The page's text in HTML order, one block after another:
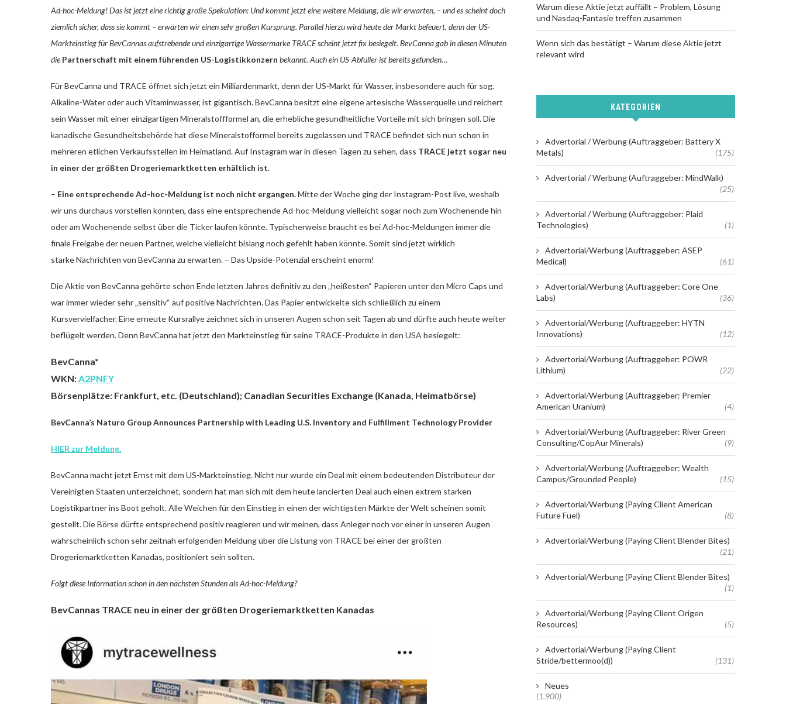
Ad-hoc-Meldung! Das ist jetzt eine richtig große Spekulation: Und kommt jetzt eine weitere Meldung, die wir erwarten, – und es scheint doch
ziemlich sicher, dass sie kommt – erwarten wir einen sehr großen Kursprung. Parallel hierzu wird heute der Markt befeuert, denn der US-
Markteinstieg für BevCannas aufstrebende und einzigartige Wassermarke TRACE scheint jetzt fix besiegelt. BevCanna gab in diesen Minuten
die Partnerschaft mit einem führenden US-Logistikkonzern bekannt. Auch ein US-Abfüller ist bereits gefunden…
Für BevCanna und TRACE öffnet sich jetzt ein Milliardenmarkt, denn der US-Markt für Wasser, insbesondere auch für sog.
Alkaline-Water oder auch Vitaminwasser, ist gigantisch. BevCanna besitzt eine eigene artesische Wasserquelle und reichert
sein Wasser mit einer einzigartigen Mineralstoffformel an, die erhebliche gesundheitliche Vorteile mit sich bringen soll. Die
kanadische Gesundheitsbehörde hat diese Mineralstofformel bereits zugelassen und TRACE befindet sich nun schon in
mehreren etlichen Verkaufsstellen im Heimatland. Auf Instagram war in diesen Tagen zu sehen, dass TRACE jetzt sogar neu
in einer der größten Drogeriemarktketten erhältlich ist.
– Eine entsprechende Ad-hoc-Meldung ist noch nicht ergangen.Mitte der Woche ging der Instagram-Post live, weshalb
wir uns durchaus vorstellen könnten, dass eine entsprechende Ad-hoc-Meldung vielleicht sogar noch zum Wochenende hin
oder am Wochenende selbst über die Ticker laufen könnte. Typischerweise braucht es bei Ad-hoc-Meldungen immer die
finale Freigabe der neuen Partner, welche vielleicht bislang noch gefehlt haben könnte. Somit sind jetzt wirklich
starke Nachrichten von BevCanna zu erwarten. – Das Upside-Potenzial erscheint enorm!
Die Aktie von BevCanna gehörte schon Ende letzten Jahres definitiv zu den „heißesten“ Papieren unter den Micro Caps und
war immer wieder sehr „sensitiv“ auf positive Nachrichten. Das Papier entwickelte sich schließlich zu einem
Kursvervielfacher. Eine erneute Kursrallye zeichnet sich in unseren Augen schon seit Tagen ab und dürfte auch heute weiter
beflügelt werden. Denn BevCanna hat jetzt den Markteinstieg für seine TRACE-Produkte in den USA besiegelt:
BevCanna*
WKN:A2PNFY
Börsenplätze: Frankfurt, etc. (Deutschland); Canadian Securities Exchange (Kanada, Heimatbörse)
BevCanna’s Naturo Group Announces Partnership with Leading U.S. Inventory and Fulfillment Technology Provider
HIER zur Meldung.
BevCanna macht jetzt Ernst mit dem US-Markteinstieg. Nicht nur wurde ein Deal mit einem bedeutenden Distributeur der
Vereinigten Staaten unterzeichnet, sondern hat man sich mit dem heute lancierten Deal auch einen extrem starken
Logistikpartner ins Boot geholt. Alle Weichen für den Einstieg in einen der wichtigsten Märkte der Welt scheinen somit
gestellt. Die Börse dürfte entsprechend positiv reagieren und wir meinen, dass Anleger noch vor einer in unseren Augen
wahrscheinlich schon sehr zeitnah erfolgenden Meldung über die Listung von TRACE bei einer der größten
Drogeriemarktketten Kanadas, positioniert sein sollten.
Folgt diese Information schon in den nächsten Stunden als Ad-hoc-Meldung?
BevCannas TRACE neu in einer der größten Drogeriemarktketten Kanadas
Warum diese Aktie jetzt auffällt – Problem, Lösung
und Nasdaq-Fantasie treffen zusammen
Wenn sich das bestätigt – Warum diese Aktie jetzt
relevant wird
KATEGORIEN
Advertorial / Werbung (Auftraggeber: Battery X
Metals)
(175)
Advertorial / Werbung (Auftraggeber: MindWalk)
(25)
Advertorial / Werbung (Auftraggeber: Plaid
Technologies)
(1)
Advertorial/Werbung (Auftraggeber: ASEP
Medical)
(61)
Advertorial/Werbung (Auftraggeber: Core One
Labs)
(36)
Advertorial/Werbung (Auftraggeber: HYTN
Innovations)
(12)
Advertorial/Werbung (Auftraggeber: POWR
Lithium)
(22)
Advertorial/Werbung (Auftraggeber: Premier
American Uranium)
(4)
Advertorial/Werbung (Auftraggeber: River Green
Consulting/CopAur Minerals)
(9)
Advertorial/Werbung (Auftraggeber: Wealth
Campus/Grounded People)
(15)
Advertorial/Werbung (Paying Client American
Future Fuel)
(8)
Advertorial/Werbung (Paying Client Blender Bites)
(21)
Advertorial/Werbung (Paying Client Blender Bites)
(1)
Advertorial/Werbung (Paying Client Origen
Resources)
(5)
Advertorial/Werbung (Paying Client
Stride/bettermoo(d))
(131)
Neues
(1.900)